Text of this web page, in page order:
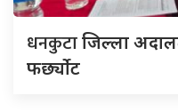
धनकुटाजिल्ला
फर्छ्योट